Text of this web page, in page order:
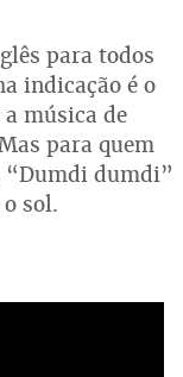
para todos
indicação é o
música de
para quem
“Dumdi dumdi”
sol.